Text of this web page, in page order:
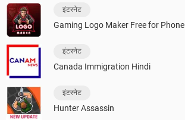
इंटरनेट
Gaming Logo Maker Free for Phone
इंटरनेट
Canada Immigration Hindi
इंटरनेट
Hunter Assassin